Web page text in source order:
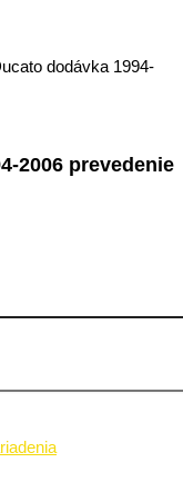
dodávka 1994-
2006 prevedenie